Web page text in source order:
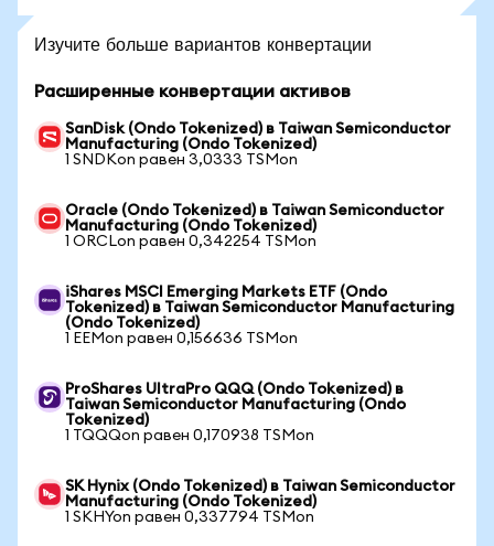
Изучите больше вариантов конвертации
Расширенные конвертации активов
SanDisk (Ondo Tokenized) в Taiwan Semiconductor
Manufacturing (Ondo Tokenized)
1 SNDKon равен 3,0333 TSMon
Oracle (Ondo Tokenized) в Taiwan Semiconductor
Manufacturing (Ondo Tokenized)
1 ORCLon равен 0,342254 TSMon
iShares MSCI Emerging Markets ETF (Ondo
Tokenized) в Taiwan Semiconductor Manufacturing
(Ondo Tokenized)
1 EEMon равен 0,156636 TSMon
ProShares UltraPro QQQ (Ondo Tokenized) в
Taiwan Semiconductor Manufacturing (Ondo
Tokenized)
1 TQQQon равен 0,170938 TSMon
SK Hynix (Ondo Tokenized) в Taiwan Semiconductor
Manufacturing (Ondo Tokenized)
1 SKHYon равен 0,337794 TSMon